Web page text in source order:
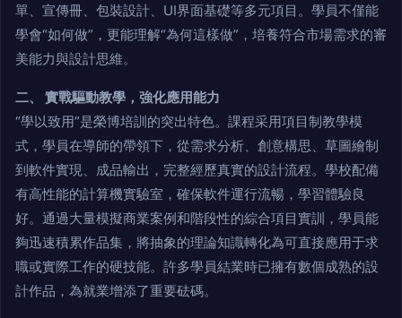
單、宣傳冊、包裝設計、UI界面基礎等多元項目。學員不僅能
學會“如何做”，更能理解“為何這樣做”，培養符合市場需求的審
美能力與設計思維。
二、 實戰驅動教學，強化應用能力
“學以致用”是榮博培訓的突出特色。課程采用項目制教學模
式，學員在導師的帶領下，從需求分析、創意構思、草圖繪制
到軟件實現、成品輸出，完整經歷真實的設計流程。學校配備
有高性能的計算機實驗室，確保軟件運行流暢，學習體驗良
好。通過大量模擬商業案例和階段性的綜合項目實訓，學員能
夠迅速積累作品集，將抽象的理論知識轉化為可直接應用于求
職或實際工作的硬技能。許多學員結業時已擁有數個成熟的設
計作品，為就業增添了重要砝碼。